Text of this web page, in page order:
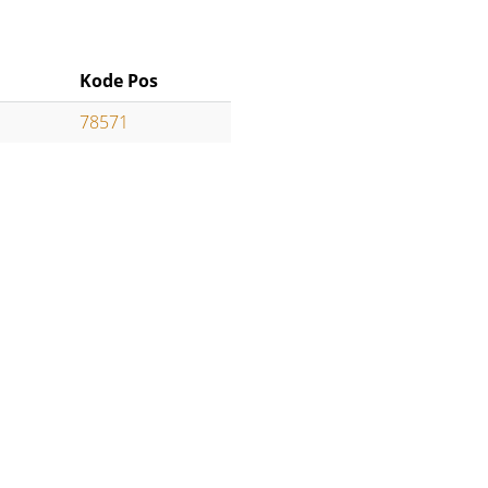
Kode Pos
78571